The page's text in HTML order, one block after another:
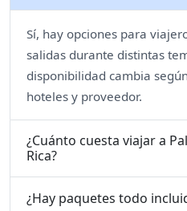
Sí, hay opciones para
salidas durante distintas
disponibilidad cambia
hoteles y proveedor.
¿Cuánto cuesta viajar a
Rica?
¿Hay paquetes todo